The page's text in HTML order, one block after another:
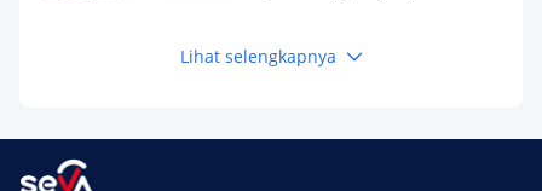
Keuangan
Terpercaya
Lihat selengkapnya